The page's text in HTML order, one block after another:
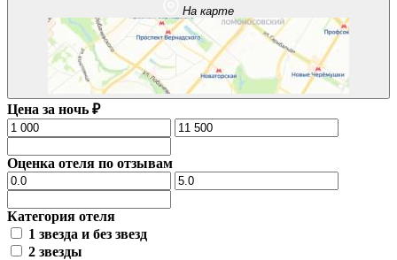
На карте
Цена за ночь ₽
Оценка отеля по отзывам
Категория отеля
1 звезда и без звезд
2 звезды